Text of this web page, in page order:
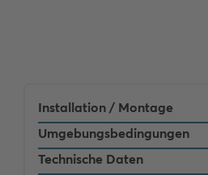
Installation / Montage
Umgebungsbedingungen
Technische Daten